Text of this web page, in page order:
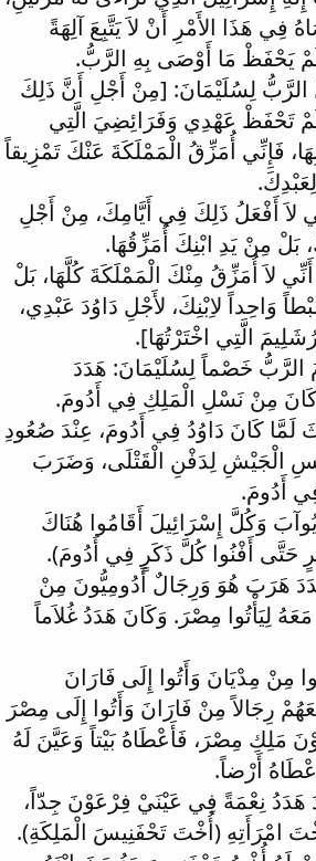
فِي هَذَا الأَمْرِ أَنْ لاَ يَتَّبِعَ آلِهَةً
يَحْفَظْ مَا أَوْصَى بِهِ الرَّبُّ.
الرَّبُّ لِسُلَيْمَانَ: [مِنْ أَجْلِ أَنَّ ذَلِكَ
تَحْفَظْ عَهْدِي وَفَرَائِضِيَ الَّتِي
فَإِنِّي أُمَزِّقُ الْمَمْلَكَةَ عَنْكَ تَمْزِيقاً
لاَ أَفْعَلُ ذَلِكَ فِي أَيَّامِكَ، مِنْ أَجْلِ
بَلْ مِنْ يَدِ ابْنِكَ أُمَزِّقُهَا.
لاَ أُمَزِّقُ مِنْكَ الْمَمْلَكَةَ كُلَّهَا، بَلْ
وَاحِداً لاِبْنِكَ، لأَجْلِ دَاوُدَ عَبْدِي،
الَّتِي اخْتَرْتُهَا].
الرَّبُّ خَصْماً لِسُلَيْمَانَ: هَدَدَ
كَانَ مِنْ نَسْلِ الْمَلِكِ فِي أَدُومَ.
لَمَّا كَانَ دَاوُدُ فِي أَدُومَ، عِنْدَ صُعُودِ
الْجَيْشِ لِدَفْنِ الْقَتْلَى، وَضَرَبَ
أَدُومَ.
وَكُلَّ إِسْرَائِيلَ أَقَامُوا هُنَاكَ
حَتَّى أَفْنُوا كُلَّ ذَكَرٍ فِي أَدُومَ).
هَرَبَ هُوَ وَرِجَالٌ أَدُومِيُّونَ مِنْ
مَعَهُ لِيَأْتُوا مِصْرَ. وَكَانَ هَدَدُ غُلاَماً
مِنْ مِدْيَانَ وَأَتُوا إِلَى فَارَانَ
رِجَالاً مِنْ فَارَانَ وَأَتُوا إِلَى مِصْرَ
مَلِكِ مِصْرَ، فَأَعْطَاهُ بَيْتاً وَعَيَّنَ لَهُ
أَرْضاً.
هَدَدُ نِعْمَةً فِي عَيْنَيْ فِرْعَوْنَ جِدّاً،
امْرَأَتِهِ (أُخْتَ تَحْفَنِيسَ الْمَلِكَةِ).